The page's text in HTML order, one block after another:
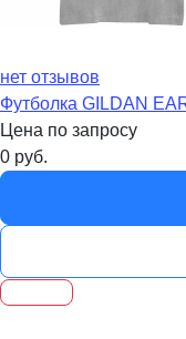
нет отзывов
Футболка GILDAN
Цена по запросу
0 руб.